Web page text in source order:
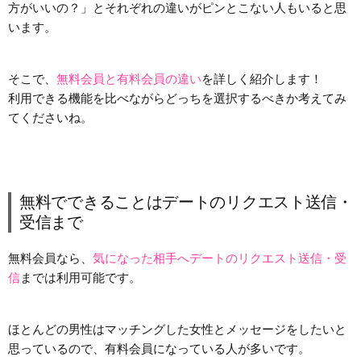
方がいいの？」とそれぞれの違いがピンとこない人もいると思
います。
そこで、 無料会員と有料会員の違いを詳しく紹介します！
利用できる機能を比べながらどっちを選択するべきか考えてみ
てくださいね。
無料でできることはデートのリクエスト送信・
受信まで
無料会員なら、 気になった相手へデートのリクエスト送信・受
信までは利用可能です。
ほとんどの男性はマッチングした女性とメッセージをしたいと
思っているので、有料会員になっている人が多いです。